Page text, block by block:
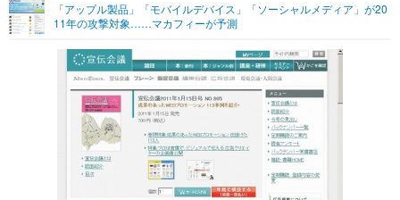
ショッピング その他
「アップル製品」「モバイルデバイス」「ソーシャルメディア」が20
11年の攻撃対象……マカフィーが予測